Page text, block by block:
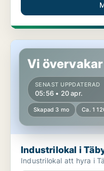
Industrilokal i Täby
Vi
SENAST UPPDATERAD
05:56 • 20 apr.
Skapad 3 mo Ca. 1
Industrilokal i
Industrilokal att hyra i